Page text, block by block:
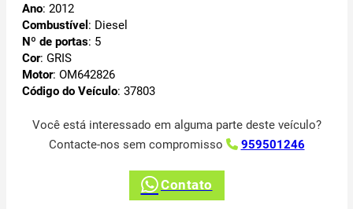
Ano: 2012
Combustível : Diesel
Nº de portas: 5
Cor: GRIS
Motor: OM642826
Código do Veículo: 37803
Você está interessado em alguma parte deste veículo?
Contacte-nos sem compromisso
959501246
Contato